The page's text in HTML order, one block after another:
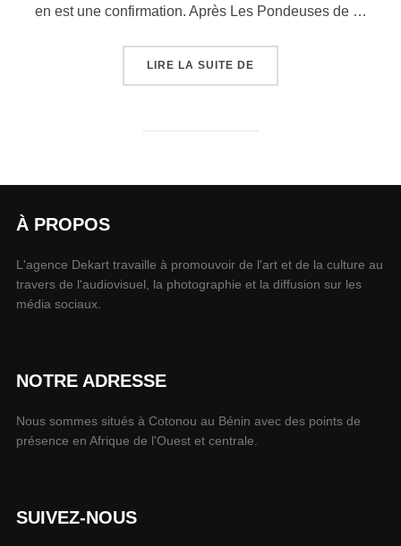
en est une confirmation. Après Les Pondeuses de …
LIRE LA SUITE DE
À PROPOS
L'agence Dekart travaille à promouvoir de l'art et de la culture au
travers de l'audiovisuel, la photographie et la diffusion sur les
média sociaux.
NOTRE ADRESSE
Nous sommes situés à Cotonou au Bénin avec des points de
présence en Afrique de l'Ouest et centrale.
SUIVEZ-NOUS